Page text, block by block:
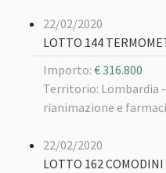
22/02/2020
LOTTO 144
Importo: € 316.800
Territorio: Lombardia -
rianimazione e farmaci
22/02/2020
LOTTO 162